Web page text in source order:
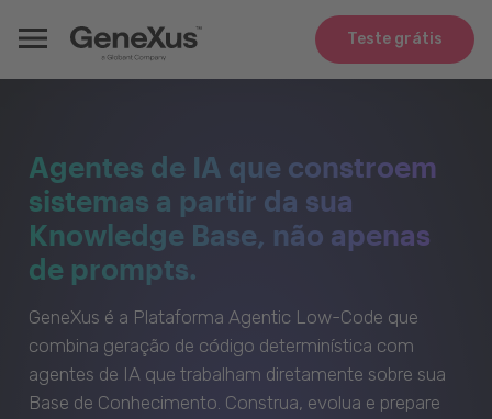
Teste grátis
Agentes de IA que constroem
sistemas a partir da sua
Knowledge Base, não apenas
de prompts.
GeneXus é a Plataforma Agentic Low-Code que
combina geração de código determinística com
agentes de IA que trabalham diretamente sobre sua
Base de Conhecimento. Construa, evolua e prepare